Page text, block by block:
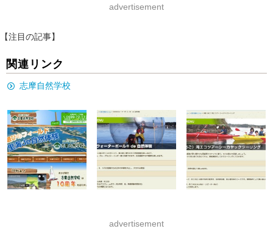
advertisement
【注目の記事】
関連リンク
志摩自然学校
advertisement